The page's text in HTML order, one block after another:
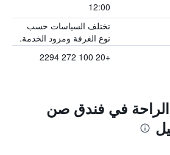
12:00
تختلف السياسات حسب
نوع الغرفة ومزود الخدمة.
+20 100 272 2294
الراحة في فندق صن